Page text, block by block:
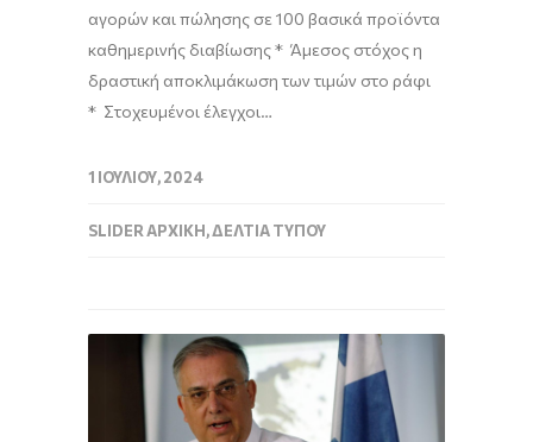
αγορών και πώλησης σε 100 βασικά προϊόντα
καθημερινής διαβίωσης * Άμεσος στόχος η
δραστική αποκλιμάκωση των τιμών στο ράφι
* Στοχευμένοι έλεγχοι…
1 ΙΟΥΛΊΟΥ, 2024
SLIDER ΑΡΧΙΚΉ,ΔΕΛΤΊΑ ΤΎΠΟΥ